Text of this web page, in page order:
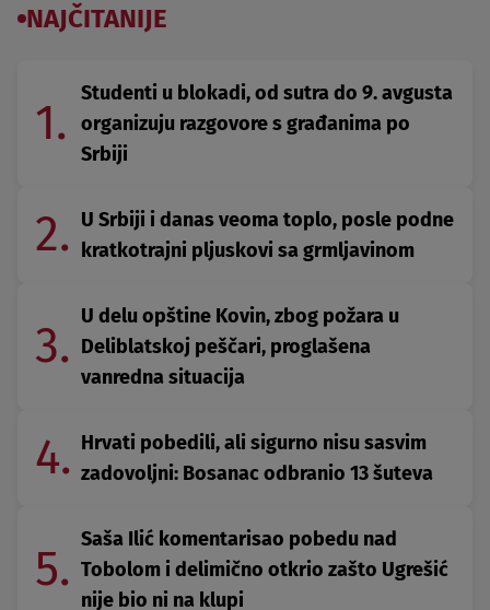
NAJČITANIJE
1.
Studenti u blokadi, od sutra do 9. avgusta
organizuju razgovore s građanima po
Srbiji
2. U Srbiji i danas veoma toplo, posle podne
kratkotrajni pljuskovi sa grmljavinom
3.
U delu opštine Kovin, zbog požara u
Deliblatskoj peščari, proglašena
vanredna situacija
4. Hrvati pobedili, ali sigurno nisu sasvim
zadovoljni: Bosanac odbranio 13 šuteva
5.
Saša Ilić komentarisao pobedu nad
Tobolom i delimično otkrio zašto Ugrešić
nije bio ni na klupi